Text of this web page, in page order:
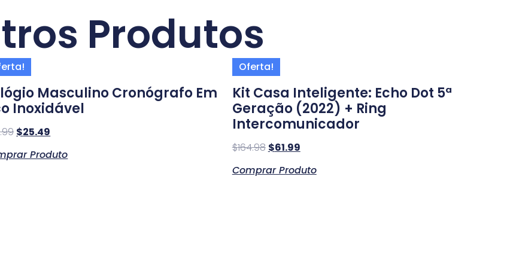
Produtos
Masculino Cronógrafo Em
Inoxidável
$25.49
Produto
Oferta!
Kit Casa Inteligente: Echo Dot 5ª
Geração (2022) + Ring
Intercomunicador
$164.98 $61.99
Comprar Produto